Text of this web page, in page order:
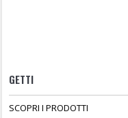
GETTI
SCOPRI I PRODOTTI